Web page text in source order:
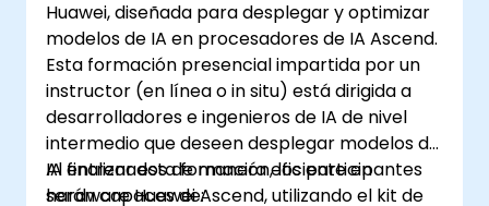
Huawei, diseñada para desplegar y optimizar
modelos de IA en procesadores de IA Ascend.
Esta formación presencial impartida por un
instructor (en línea o in situ) está dirigida a
desarrolladores e ingenieros de IA de nivel
intermedio que deseen desplegar modelos de
IA entrenados de manera eficiente en
hardware Huawei Ascend, utilizando el kit de
Al finalizar esta formación, los participantes
serán capaces de: